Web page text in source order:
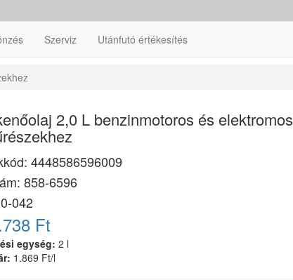
Szerviz Utánfutó értékesítés
2,0 L benzinmotoros és elektromos
4448586596009
858-6596
042
Ft
egység: 2 l
1.869 Ft/l